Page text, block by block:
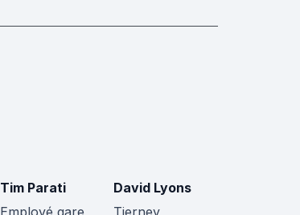
Tim Parati
Employé gare
David Lyons
Tierney